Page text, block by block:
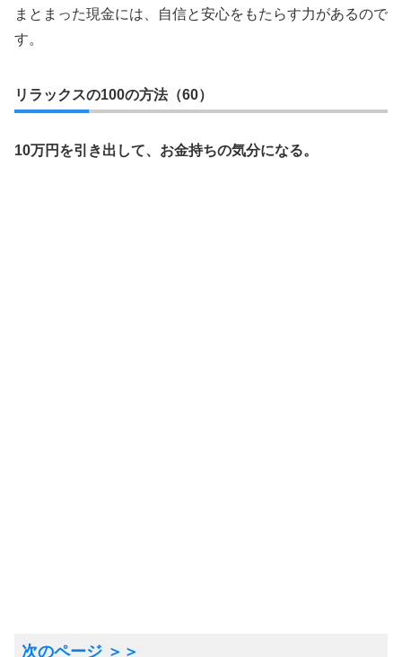
まとまった現金には、自信と安心をもたらす力があるので
す。
リラックスの100の方法（60）
10万円を引き出して、お金持ちの気分になる。